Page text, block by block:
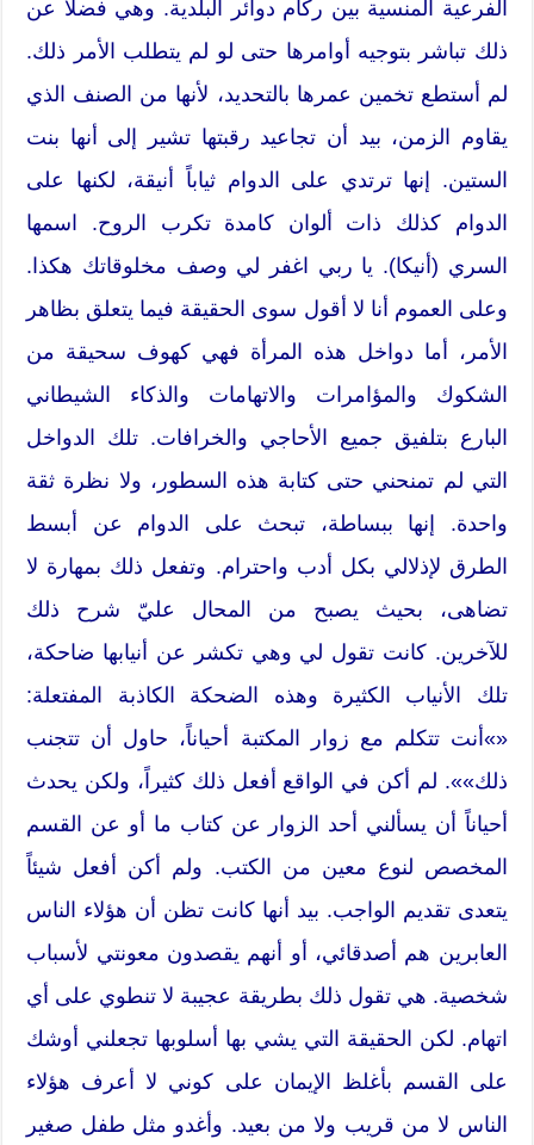
الفرعية المنسية بين ركام دوائر البلدية. وهي فضلاً عن
ذلك تباشر بتوجيه أوامرها حتى لو لم يتطلب الأمر ذلك.
لم أستطع تخمين عمرها بالتحديد، لأنها من الصنف الذي
يقاوم الزمن، بيد أن تجاعيد رقبتها تشير إلى أنها بنت
الستين. إنها ترتدي على الدوام ثياباً أنيقة، لكنها على
الدوام كذلك ذات ألوان كامدة تكرب الروح. اسمها
السري (أنيكا). يا ربي اغفر لي وصف مخلوقاتك هكذا.
وعلى العموم أنا لا أقول سوى الحقيقة فيما يتعلق بظاهر
الأمر، أما دواخل هذه المرأة فهي كهوف سحيقة من
الشكوك والمؤامرات والاتهامات والذكاء الشيطاني
البارع بتلفيق جميع الأحاجي والخرافات. تلك الدواخل
التي لم تمنحني حتى كتابة هذه السطور، ولا نظرة ثقة
واحدة. إنها ببساطة، تبحث على الدوام عن أبسط
الطرق لإذلالي بكل أدب واحترام. وتفعل ذلك بمهارة لا
تضاهى، بحيث يصبح من المحال عليّ شرح ذلك
للآخرين. كانت تقول لي وهي تكشر عن أنيابها ضاحكة،
تلك الأنياب الكثيرة وهذه الضحكة الكاذبة المفتعلة:
«»أنت تتكلم مع زوار المكتبة أحياناً، حاول أن تتجنب
ذلك»». لم أكن في الواقع أفعل ذلك كثيراً، ولكن يحدث
أحياناً أن يسألني أحد الزوار عن كتاب ما أو عن القسم
المخصص لنوع معين من الكتب. ولم أكن أفعل شيئاً
يتعدى تقديم الواجب. بيد أنها كانت تظن أن هؤلاء الناس
العابرين هم أصدقائي، أو أنهم يقصدون معونتي لأسباب
شخصية. هي تقول ذلك بطريقة عجيبة لا تنطوي على أي
اتهام. لكن الحقيقة التي يشي بها أسلوبها تجعلني أوشك
على القسم بأغلظ الإيمان على كوني لا أعرف هؤلاء
الناس لا من قريب ولا من بعيد. وأغدو مثل طفل صغير